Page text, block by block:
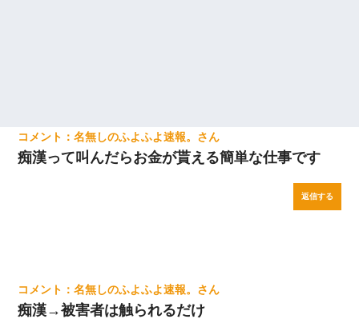
名無しのふよふよ速報。
痴漢って叫んだらお金が貰える簡単な仕事です
返信する
名無しのふよふよ速報。
痴漢→被害者は触られるだけ